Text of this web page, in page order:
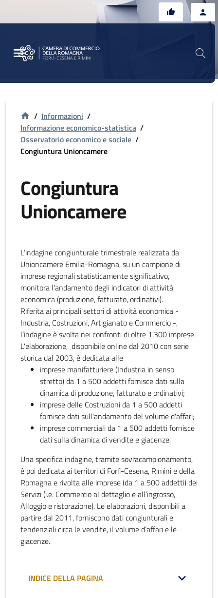
/ Informazioni /
Informazione economico-statistica /
Osservatorio economico e sociale /
Congiuntura Unioncamere
Congiuntura
Unioncamere
L’indagine congiunturale trimestrale realizzata da
Unioncamere Emilia-Romagna, su un campione di
imprese regionali statisticamente significativo,
monitora l'andamento degli indicatori di attività
economica (produzione, fatturato, ordinativi).
Riferita ai principali settori di attività economica -
Industria, Costruzioni, Artigianato e Commercio -,
l’indagine è svolta nei confronti di oltre 1.300 imprese.
L'elaborazione, disponibile online dal 2010 con serie
storica dal 2003, è dedicata alle
imprese manifatturiere (Industria in senso
stretto) da 1 a 500 addetti fornisce dati sulla
dinamica di produzione, fatturato e ordinativi;
imprese delle Costruzioni da 1 a 500 addetti
fornisce dati sull'andamento del volume d'affari;
imprese commerciali da 1 a 500 addetti fornisce
dati sulla dinamica di vendite e giacenze.
Una specifica indagine, tramite sovracampionamento,
è poi dedicata ai territori di Forlì-Cesena, Rimini e della
Romagna e rivolta alle imprese (da 1 a 500 addetti) dei
Servizi (i.e. Commercio al dettaglio e all’ingrosso,
Alloggio e ristorazione). Le elaborazioni, disponibili a
partire dal 2011, forniscono dati congiunturali e
tendenziali circa le vendite, il volume d’affari e le
giacenze.
INDICE DELLA PAGINA